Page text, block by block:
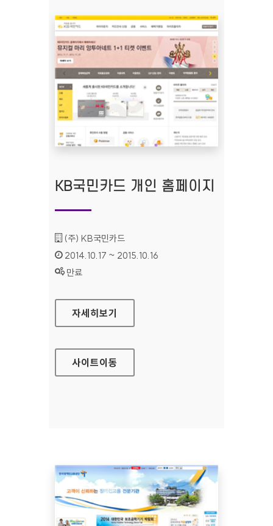
KB국민카드 개인 홈페이지
기관명 :
(주) KB국민카드
인증기간 :
2014.10.17 ~ 2015.10.16
상태 :
만료
KB국민카드 개인 홈페이지
자세히보기
사이트이동